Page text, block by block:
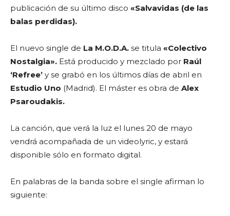
publicación de su último disco «Salvavidas (de las
balas perdidas).
El nuevo single de La M.O.D.A. se titula «Colectivo
Nostalgia». Está producido y mezclado por Raúl
‘Refree’ y se grabó en los últimos días de abril en
Estudio Uno (Madrid). El máster es obra de Alex
Psaroudakis.
La canción, que verá la luz el lunes 20 de mayo
vendrá acompañada de un videolyric, y estará
disponible sólo en formato digital.
En palabras de la banda sobre el single afirman lo
siguiente: